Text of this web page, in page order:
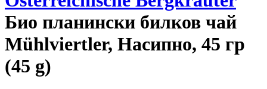
Био планински билков чай
Mühlviertler, Насипно, 45 гр
(45 g)